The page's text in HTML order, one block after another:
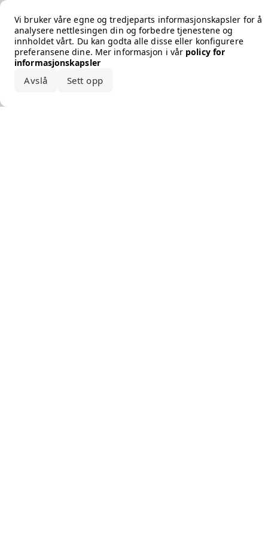
Vi bruker våre egne og tredjeparts informasjonskapsler for å
analysere nettlesingen din og forbedre tjenestene og
innholdet vårt. Du kan godta alle disse eller konfigurere
preferansene dine. Mer informasjon i vår policy for
informasjonskapsler
Avslå Sett opp
Error loading the brand